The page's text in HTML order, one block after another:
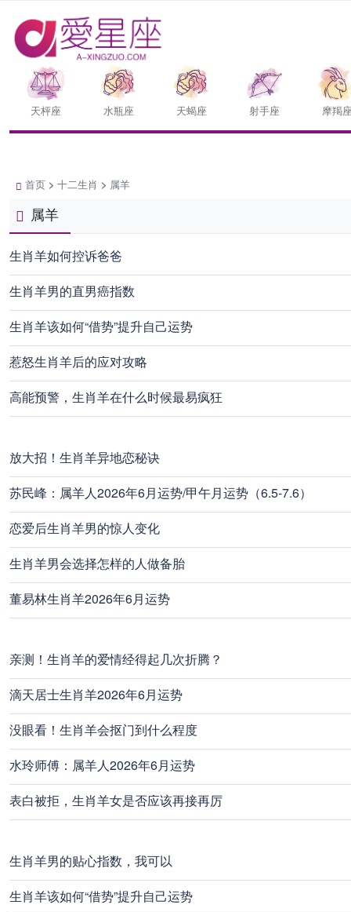
天枰座 水瓶座 天蝎座 射手座 摩羯
首页 > 十二生肖 > 属羊
属羊
生肖羊如何控诉爸爸
生肖羊男的直男癌指数
生肖羊该如何“借势”提升自己运势
惹怒生肖羊后的应对攻略
高能预警，生肖羊在什么时候最易疯狂
放大招！生肖羊异地恋秘诀
苏民峰：属羊人2026年6月运势/甲午月运势（6.5-7.6）
恋爱后生肖羊男的惊人变化
生肖羊男会选择怎样的人做备胎
董易林生肖羊2026年6月运势
亲测！生肖羊的爱情经得起几次折腾？
滴天居士生肖羊2026年6月运势
没眼看！生肖羊会抠门到什么程度
水玲师傅：属羊人2026年6月运势
表白被拒，生肖羊女是否应该再接再厉
生肖羊男的贴心指数，我可以
生肖羊该如何“借势”提升自己运势